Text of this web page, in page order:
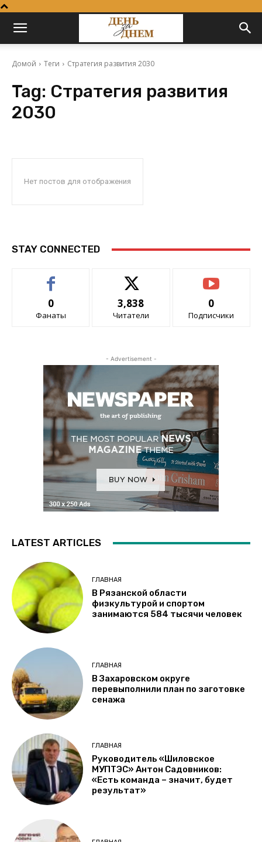
Домой Теги Стратегия развития 2030
Tag: Стратегия развития
2030
Нет постов для отображения
STAY CONNECTED
0
Фанаты
3,838
Читатели
0
Подписчики
- Advertisement -
LATEST ARTICLES
ГЛАВНАЯ
В Рязанской области
физкультурой и спортом
занимаются 584 тысячи человек
ГЛАВНАЯ
В Захаровском округе
перевыполнили план по заготовке
сенажа
ГЛАВНАЯ
Руководитель «Шиловское
МУПТЭС» Антон Садовников:
«Есть команда – значит, будет
результат»